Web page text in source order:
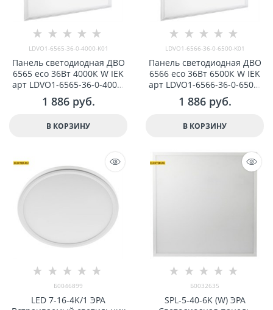
LDVO1-6565-36-0-4000-K01
Панель светодиодная ДВО
6565 eco 36Вт 4000К W IEK
арт LDVO1-6565-36-0-4000-
K01
1 886 руб.
В КОРЗИНУ
LDVO1-6566-36-0-6500-K01
Панель светодиодная ДВО
6566 eco 36Вт 6500К W IEK
арт LDVO1-6566-36-0-6500-
K01
1 886 руб.
В КОРЗИНУ
Б0046899
LED 7-16-4K/1 ЭРА
Б0032635
SPL-5-40-6K (W) ЭРА